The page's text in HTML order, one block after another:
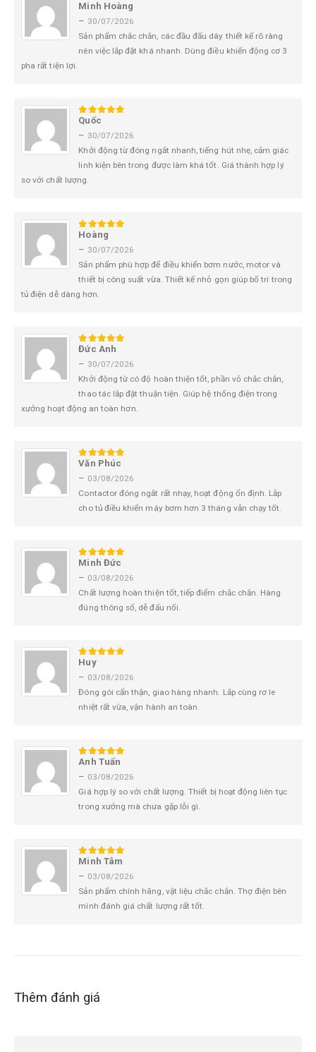
5 trên 5
Minh Hoàng
– 30/07/2026
Sản phẩm chắc chắn, các đầu đấu dây thiết kế rõ ràng
nên việc lắp đặt khá nhanh. Dùng điều khiển động cơ 3
pha rất tiện lợi.
5trên 5
Quốc
– 30/07/2026
Khởi động từ đóng ngắt nhanh, tiếng hút nhẹ, cảm giác
linh kiện bên trong được làm khá tốt. Giá thành hợp lý
so với chất lượng.
5 trên 5
Hoàng
– 30/07/2026
Sản phẩm phù hợp để điều khiển bơm nước, motor và
thiết bị công suất vừa. Thiết kế nhỏ gọn giúp bố trí trong
tủ điện dễ dàng hơn.
5trên 5
Đức Anh
– 30/07/2026
Khởi động từ có độ hoàn thiện tốt, phần vỏ chắc chắn,
thao tác lắp đặt thuận tiện. Giúp hệ thống điện trong
xưởng hoạt động an toàn hơn.
5trên 5
Văn Phúc
– 03/08/2026
Contactor đóng ngắt rất nhạy, hoạt động ổn định. Lắp
cho tủ điều khiển máy bơm hơn 3 tháng vẫn chạy tốt.
5 trên 5
Minh Đức
– 03/08/2026
Chất lượng hoàn thiện tốt, tiếp điểm chắc chắn. Hàng
đúng thông số, dễ đấu nối.
5 trên 5
Huy
– 03/08/2026
Đóng gói cẩn thận, giao hàng nhanh. Lắp cùng rơ le
nhiệt rất vừa, vận hành an toàn.
5trên 5
Anh Tuấn
– 03/08/2026
Giá hợp lý so với chất lượng. Thiết bị hoạt động liên tục
trong xưởng mà chưa gặp lỗi gì.
5 trên 5
Minh Tâm
– 03/08/2026
Sản phẩm chính hãng, vật liệu chắc chắn. Thợ điện bên
mình đánh giá chất lượng rất tốt.
Thêm đánh giá